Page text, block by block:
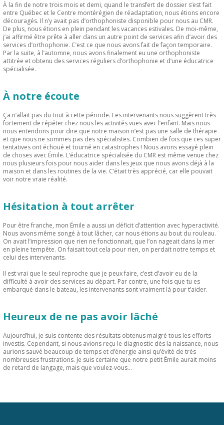
À la fin de notre trois mois et demi, quand le transfert de dossier s’est fait
entre Québec et le Centre montérégien de réadaptation, nous étions encore
découragés. Il n’y avait pas d’orthophoniste disponible pour nous au CMR.
De plus, nous étions en plein pendant les vacances estivales. De moi-même,
j’ai affirmé être prête à aller dans un autre point de services afin d’avoir des
services d’orthophonie. C’est ce que nous avons fait de façon temporaire.
Par la suite, à l’automne, nous avons finalement eu une orthophoniste
attitrée et obtenu des services réguliers d’orthophonie et d’une éducatrice
spécialisée.
À notre écoute
Ça n’allait pas du tout à cette période. Les intervenants nous suggèrent très
fortement de répéter chez nous les activités vues avec l’enfant. Mais nous
nous entendons pour dire que notre maison n’est pas une salle de thérapie
et que nous ne sommes pas des spécialistes. Combien de fois que ces super
tentatives ont échoué et tourné en catastrophes ! Nous avons essayé plein
de choses avec Émile. L’éducatrice spécialisée du CMR est même venue chez
nous plusieurs fois pour nous aider dans les jeux que nous avons déjà à la
maison et dans les routines de la vie. C’était très apprécié, car elle pouvait
voir notre vraie réalité.
Hésitation à tout arrêter
Pour être franche, mon Émile a aussi un déficit d’attention avec hyperactivité.
Nous avons même songé à tout lâcher, car nous étions au bout du rouleau.
On avait l’impression que rien ne fonctionnait, que l’on nageait dans la mer
en pleine tempête. On faisait tout cela pour rien, on perdait notre temps et
celui des intervenants.
Il est vrai que le seul reproche que je peux faire, c’est d’avoir eu de la
difficulté à avoir des services au départ. Par contre, une fois que tu es
embarqué dans le bateau, les intervenants sont vraiment là pour t’aider.
Heureux de ne pas avoir lâché
Aujourd’hui, je suis contente des résultats obtenus malgré tous les efforts
investis. Cependant, si nous avions reçu le diagnostic dès la naissance, nous
aurions sauvé beaucoup de temps et d’énergie ainsi qu’évité de très
nombreuses frustrations. Je suis certaine que notre petit Émile aurait moins
de retard de langage, mais que voulez-vous…